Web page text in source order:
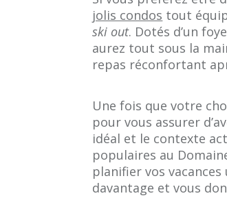
jolis condos tout
ski out. Dotés d’un
aurez tout sous la
repas réconfortant
Une fois que votre
pour vous assurer
idéal et le contexte
populaires au
planifier vos
davantage et vous